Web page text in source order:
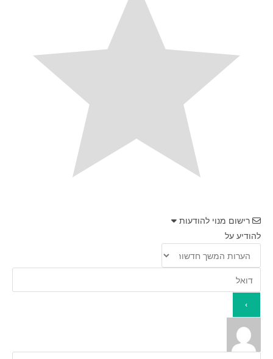
רישום מנוי להודעות
להודיע על